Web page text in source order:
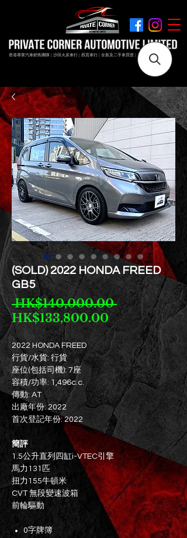
香港專業汽車銷售團隊 | 沙田火炭車行 | 西貢車行 | 全新及二手車買賣 | 最短時間極速成交
(SOLD) 2022 HONDA FREED
GB5
HK$140,000.00 一
般
價
格
HK$133,800.00促
銷
價
格
2022 HONDA FREED
行貨/水貨: 行貨
座位(包括司機): 7座
容積/功率: 1,496c.c.
傳動: AT
出廠年份: 2022
首次登記年份: 2022
簡評
1.5公升直列四缸i-VTEC引擎
馬力131匹
扭力155牛頓米
CVT 無段變速波箱
前輪驅動
0字牌簿